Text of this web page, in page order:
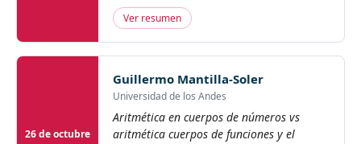
Ver resumen
26 de octubre
Guillermo Mantilla-Soler
Universidad de los Andes
Aritmética en cuerpos de números vs
aritmética cuerpos de funciones y el